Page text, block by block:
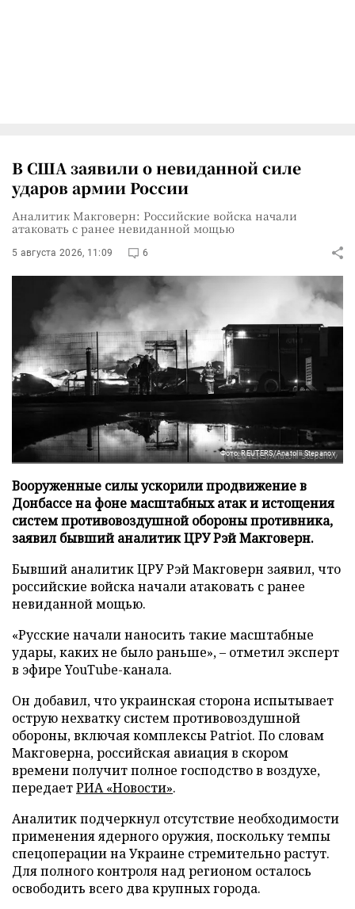
В США заявили о невиданной силе
ударов армии России
Аналитик Макговерн: Российские войска начали
атаковать с ранее невиданной мощью
5 августа 2026, 11:09 6
Фото: REUTERS/Anatolii Stepanov
Вооруженные силы ускорили продвижение в
Донбассе на фоне масштабных атак и истощения
систем противовоздушной обороны противника,
заявил бывший аналитик ЦРУ Рэй Макговерн.
Бывший аналитик ЦРУ Рэй Макговерн заявил, что
российские войска начали атаковать с ранее
невиданной мощью.
«Русские начали наносить такие масштабные
удары, каких не было раньше», – отметил эксперт
в эфире YouTube-канала.
Он добавил, что украинская сторона испытывает
острую нехватку систем противовоздушной
обороны, включая комплексы Patriot. По словам
Макговерна, российская авиация в скором
времени получит полное господство в воздухе,
передаетРИА «Новости».
Аналитик подчеркнул отсутствие необходимости
применения ядерного оружия, поскольку темпы
спецоперации на Украине стремительно растут.
Для полного контроля над регионом осталось
освободить всего два крупных города.